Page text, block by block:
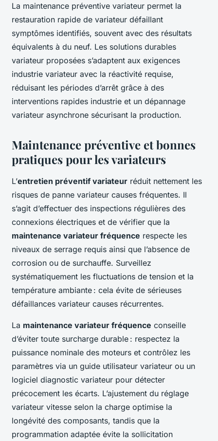
La maintenance préventive variateur permet la
restauration rapide de variateur défaillant
symptômes identifiés, souvent avec des résultats
équivalents à du neuf. Les solutions durables
variateur proposées s’adaptent aux exigences
industrie variateur avec la réactivité requise,
réduisant les périodes d’arrêt grâce à des
interventions rapides industrie et un dépannage
variateur asynchrone sécurisant la production.
Maintenance préventive et bonnes
pratiques pour les variateurs
L’entretien préventif variateur réduit nettement les
risques de panne variateur causes fréquentes. Il
s’agit d’effectuer des inspections régulières des
connexions électriques et de vérifier que la
maintenance variateur fréquence respecte les
niveaux de serrage requis ainsi que l’absence de
corrosion ou de surchauffe. Surveillez
systématiquement les fluctuations de tension et la
température ambiante : cela évite de sérieuses
défaillances variateur causes récurrentes.
La maintenance variateur fréquence conseille
d’éviter toute surcharge durable : respectez la
puissance nominale des moteurs et contrôlez les
paramètres via un guide utilisateur variateur ou un
logiciel diagnostic variateur pour détecter
précocement les écarts. L’ajustement du réglage
variateur vitesse selon la charge optimise la
longévité des composants, tandis que la
programmation adaptée évite la sollicitation